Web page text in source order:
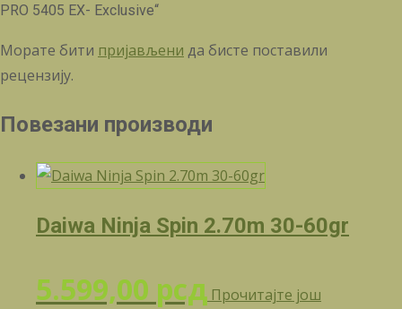
PRO 5405 EX- Exclusive“
Морате бити пријављени да бисте поставили
рецензију.
Повезани производи
Daiwa Ninja Spin 2.70m 30-60gr
5.599,00 рсд Прочитајте још